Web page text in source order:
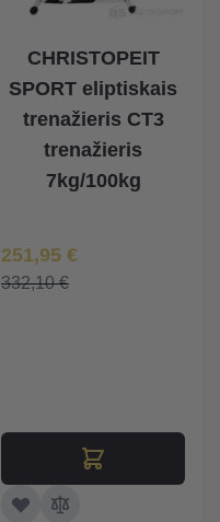
CHRISTOPEIT
SPORT eliptiskais
trenažieris CT3
trenažieris
7kg/100kg
Īpaša Cena
251,95 €
332,10 €